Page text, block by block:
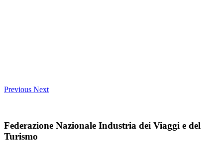
Previous Next
Federazione Nazionale Industria dei Viaggi e del
Turismo